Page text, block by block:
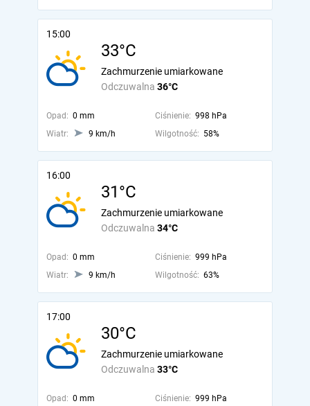
15:00
33°C
Odczuwalna 36°C
Zachmurzenie umiarkowane
Opad: 0 mm Ciśnienie: 998 hPa
Wiatr:
9 km/h Wilgotność: 58%
16:00
31°C
Odczuwalna 34°C
Zachmurzenie umiarkowane
Opad: 0 mm Ciśnienie: 999 hPa
Wiatr:
9 km/h Wilgotność: 63%
17:00
30°C
Odczuwalna 33°C
Zachmurzenie umiarkowane
Opad: 0 mm Ciśnienie: 999 hPa